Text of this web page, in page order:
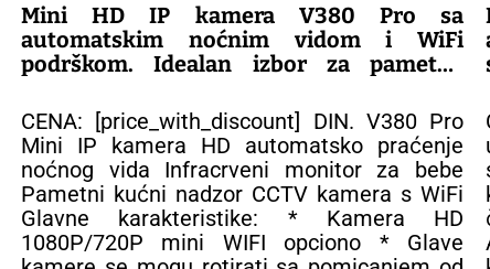
Mini HD IP kamera V380 Pro sa
automatskim noćnim vidom i WiFi
podrškom. Idealan izbor za pametan
– KAMERE I FOTOAPARATI
CENA: [price_with_discount] DIN. V380 Pro
Mini IP kamera HD automatsko praćenje
noćnog vida Infracrveni monitor za bebe
Pametni kućni nadzor CCTV kamera s WiFi
Glavne karakteristike: * Kamera HD
1080P/720P mini WIFI opciono * Glave